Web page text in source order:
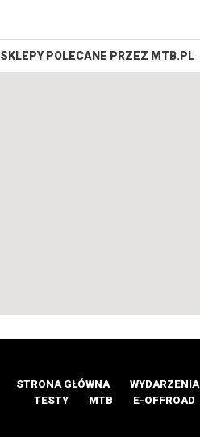
SKLEPY POLECANE PRZEZ MTB.PL
STRONA GŁÓWNA WYDARZENIA
TESTY
MTB E-OFFROAD